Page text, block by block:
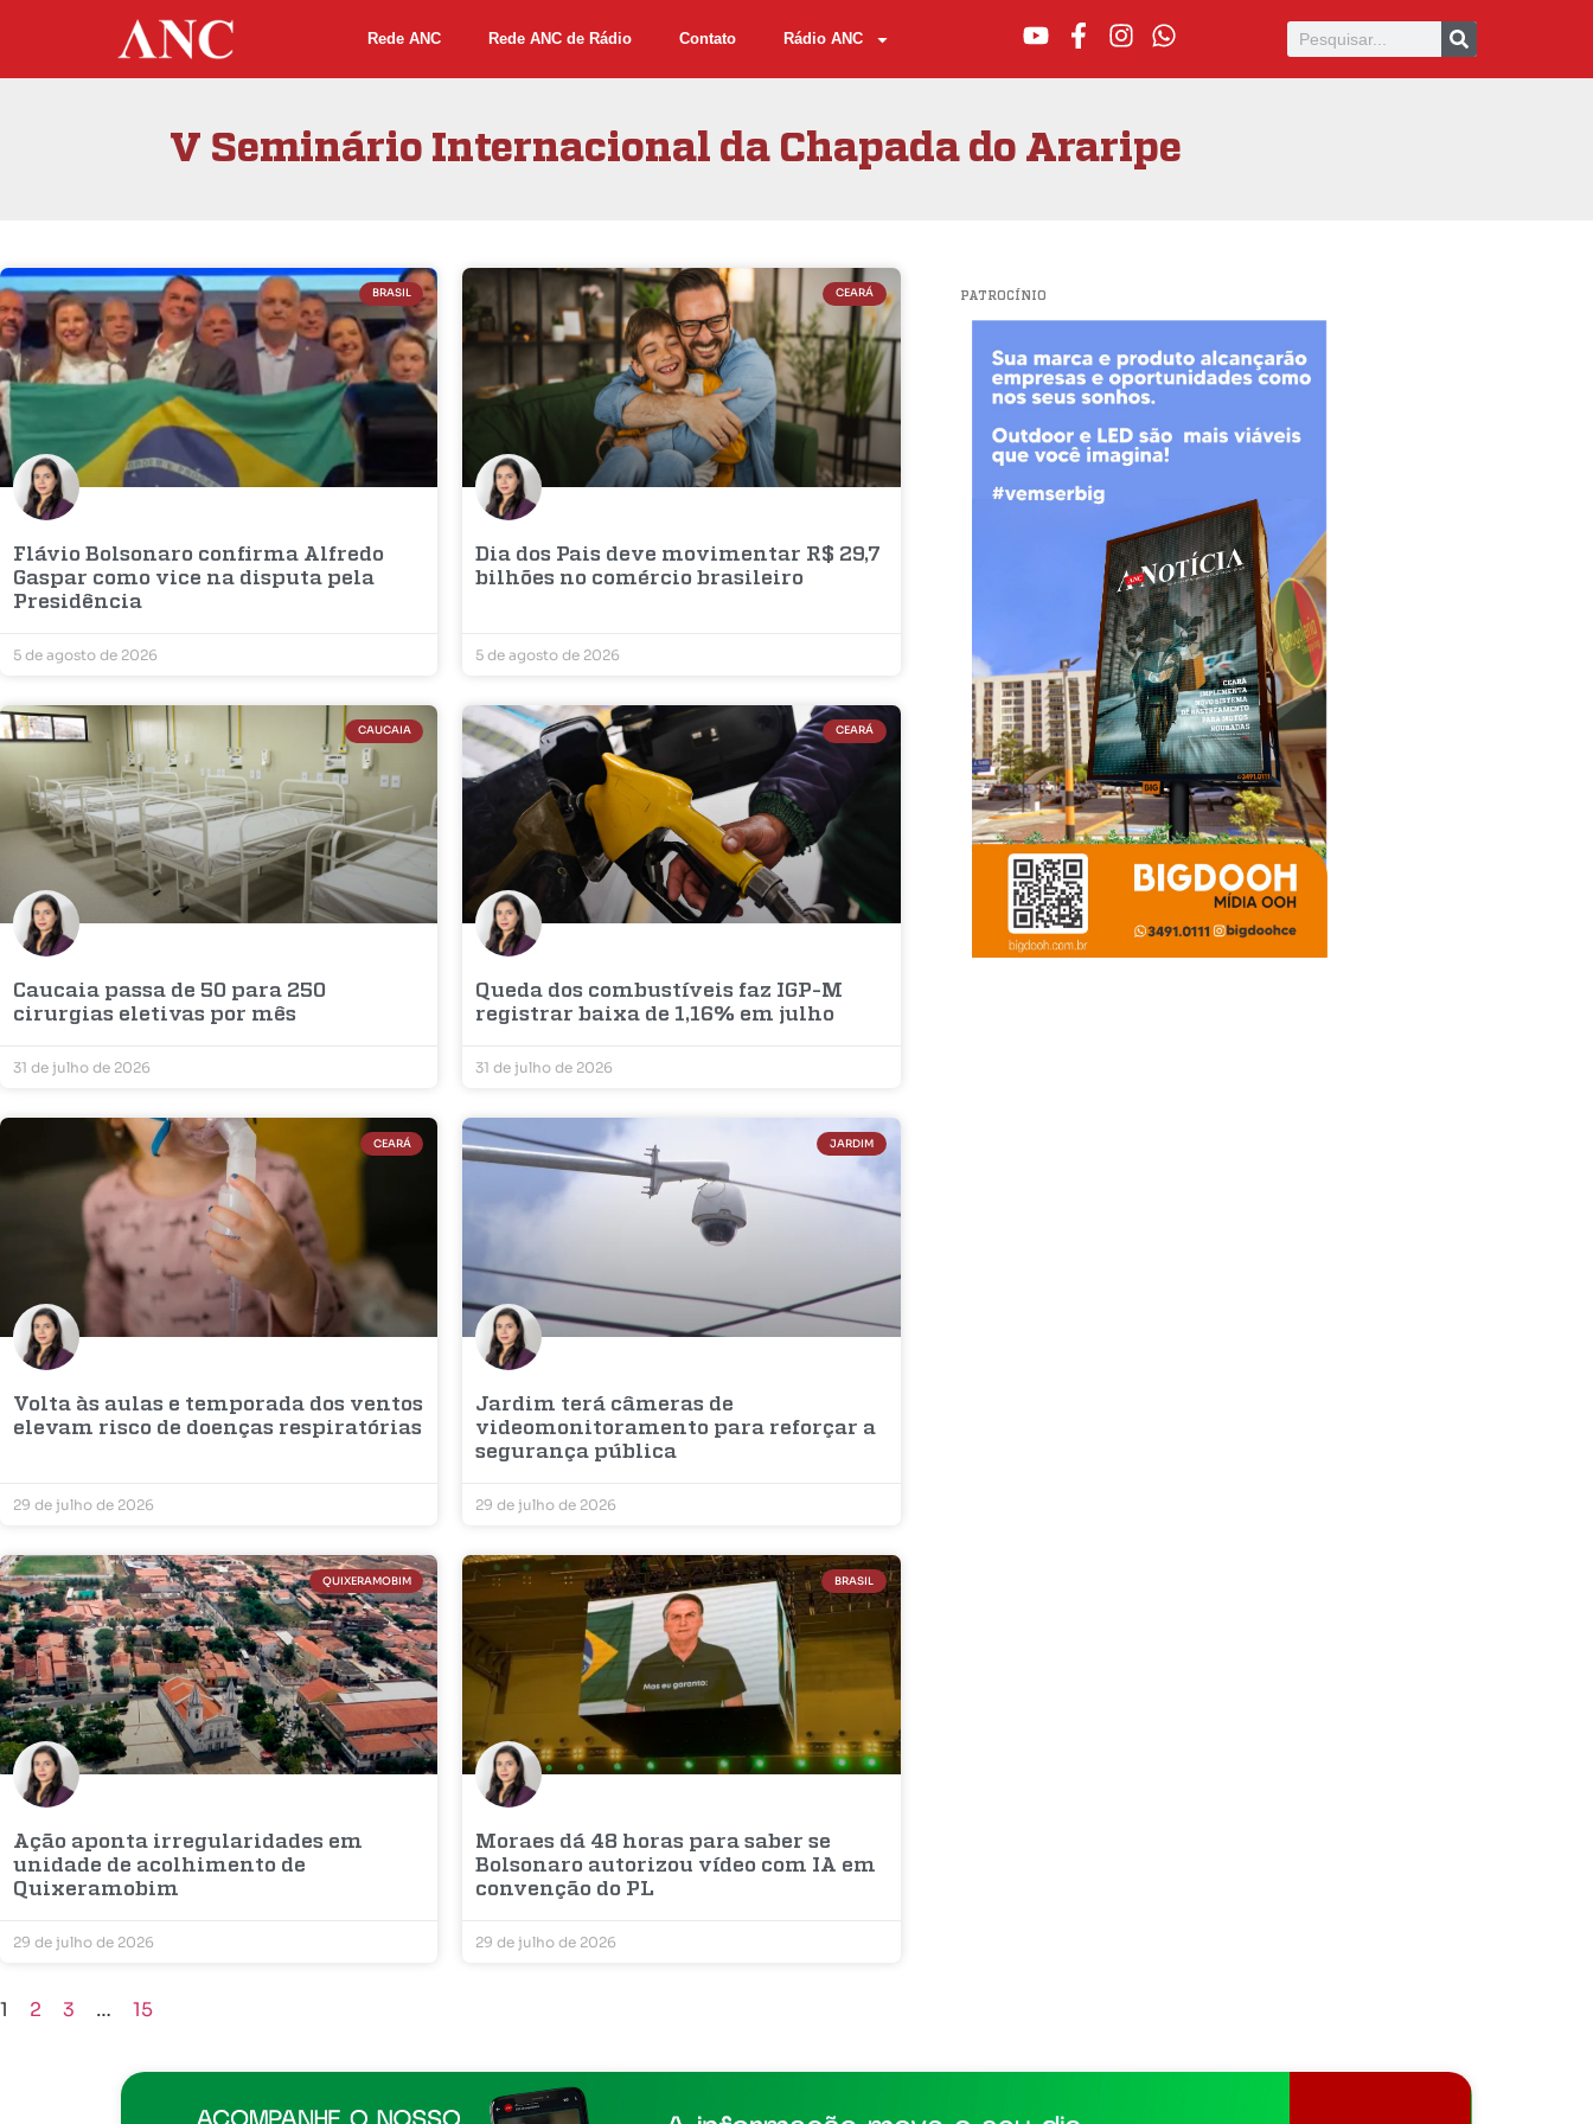
Rede ANC Rede ANC de Rádio Contato Rádio ANC
V Seminário Internacional da Chapada do Araripe
BRASIL
Flávio Bolsonaro confirma Alfredo
Gaspar como vice na disputa pela
Presidência
5 de agosto de 2026
CEARÁ
Dia dos Pais deve movimentar R$ 29,7
bilhões no comércio brasileiro
5 de agosto de 2026
CAUCAIA
Caucaia passa de 50 para 250
cirurgias eletivas por mês
31 de julho de 2026
CEARÁ
Queda dos combustíveis faz IGP-M
registrar baixa de 1,16% em julho
31 de julho de 2026
CEARÁ
Volta às aulas e temporada dos ventos
elevam risco de doenças respiratórias
29 de julho de 2026
JARDIM
Jardim terá câmeras de
videomonitoramento para reforçar a
segurança pública
29 de julho de 2026
QUIXERAMOBIM
Ação aponta irregularidades em
unidade de acolhimento de
Quixeramobim
29 de julho de 2026
BRASIL
Moraes dá 48 horas para saber se
Bolsonaro autorizou vídeo com IA em
convenção do PL
29 de julho de 2026
1 2 3 … 15
PATROCÍNIO